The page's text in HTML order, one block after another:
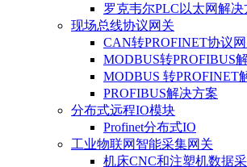
罗克韦尔PLC以太网解决
现场总线协议网关
CAN转PROFINET协议
MODBUS转PROFIBUS
MODBUS 转PROFINET
PROFIBUS解决方案
分布式远程IO模块
Profinet分布式IO
工业物联网智能采集网关
机床CNC和注塑机数据